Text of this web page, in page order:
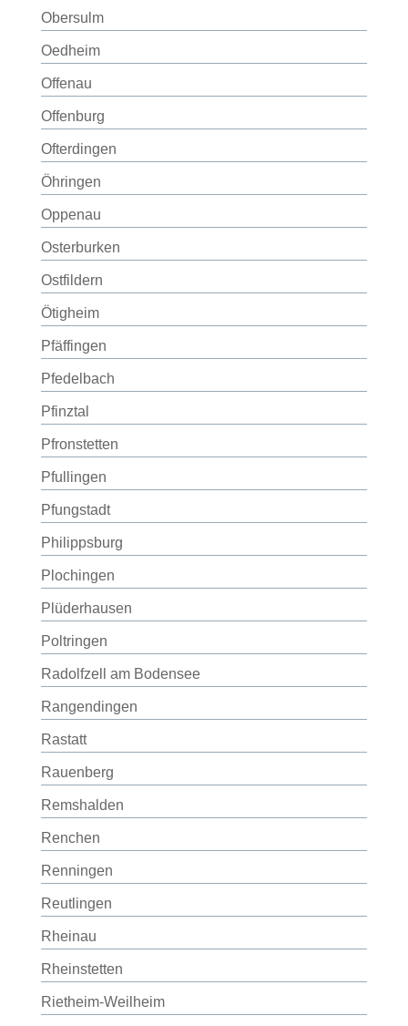
Obersulm
Oedheim
Offenau
Offenburg
Ofterdingen
Öhringen
Oppenau
Osterburken
Ostfildern
Ötigheim
Pfäffingen
Pfedelbach
Pfinztal
Pfronstetten
Pfullingen
Pfungstadt
Philippsburg
Plochingen
Plüderhausen
Poltringen
Radolfzell am Bodensee
Rangendingen
Rastatt
Rauenberg
Remshalden
Renchen
Renningen
Reutlingen
Rheinau
Rheinstetten
Rietheim-Weilheim